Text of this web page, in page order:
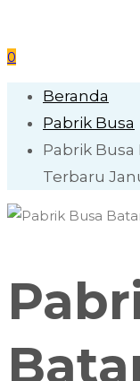
0
Beranda
Pabrik Busa
Pabrik
Terbaru